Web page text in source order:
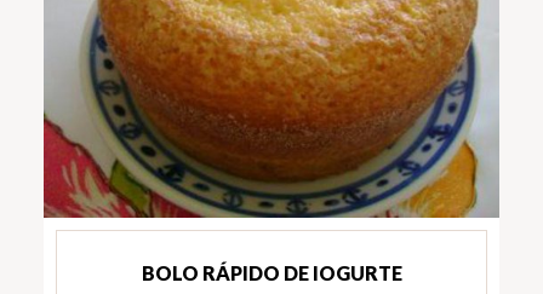
BOLO RÁPIDO DE IOGURTE